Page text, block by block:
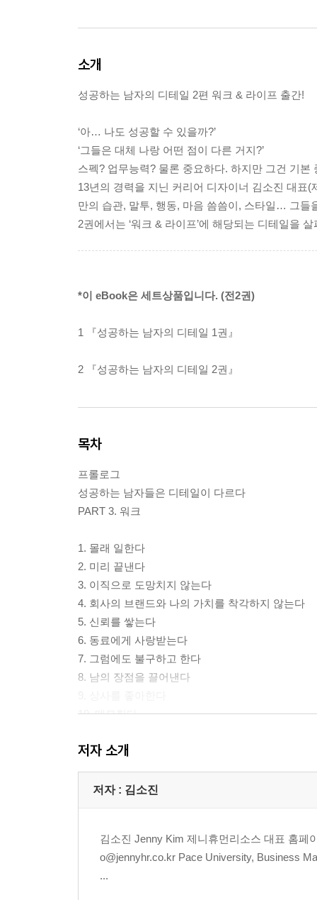
소개
성공하는 남자의 디테일 2편 워크 & 라이프 출간!
‘아… 나도 성공할 수 있을까?’
‘그들은 대체 나랑 어떤 점이 다른 거지?’
스펙? 업무능력? 물론 중요하다. 하지만 그건 기
13년의 경력을 지닌 커리어 디자이너 김소진 대표(
만의 습관, 말투, 행동, 마음 씀씀이, 스타일… 그들
2권에서는 ‘워크 & 라이프’에 해당되는 디테일을 살
*이 eBook은 세트상품입니다. (전2권)
1 『성공하는 남자의 디테일 1권』
2 『성공하는 남자의 디테일 2권』
목차
프롤로그
성공하는 남자들은 디테일이 다르다
PART 3. 워크
1. 몰래 일한다
2. 미리 끝낸다
3. 이직으로 도망치지 않는다
4. 회사의 브랜드와 나의 가치를 착각하지 않는다
5. 신뢰를 쌓는다
6. 동료에게 사랑받는다
7. 그럼에도 불구하고 한다
8. 남의 장점을 끌어낸다
10. 메모한다
12. MBA를 하지 않는다
13. 술자리에서 실수하지 않는다
1. 사생활이 깨끗하다
2. 법인카드를 함부로 쓰지 않는다
3. 색소폰을 분다
저자 소개
저자 : 김소진
김소진 Jenny Kim 제니휴먼리소스 대표 홈페
o@jennyhr.co.kr Pace University, Business
...